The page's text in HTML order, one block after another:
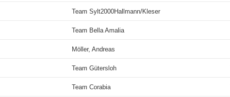
Team Sylt2000Hallmann/Kleser
Team Bella Amalia
Möller, Andreas
Team Gütersloh
Team Corabia